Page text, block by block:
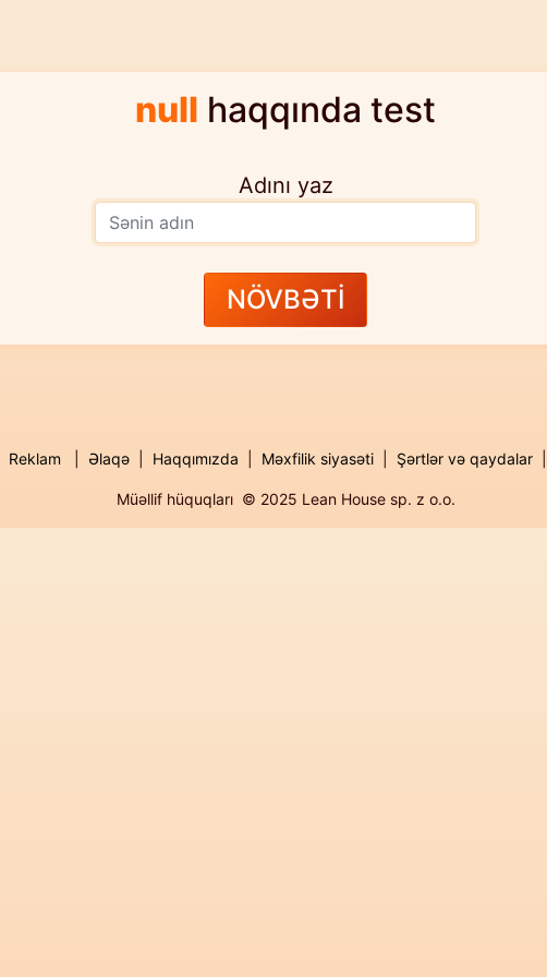
null haqqında test
Adını yaz
NÖVBƏTİ
Reklam Əlaqə| Haqqımızda Məxfilik siyasəti| Şərtlər və qaydalar|
Müəllif hüquqları © 2025 Lean House sp. z o.o.